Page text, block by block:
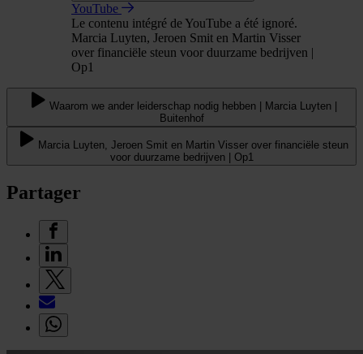
YouTube
Le contenu intégré de YouTube a été ignoré.
Marcia Luyten, Jeroen Smit en Martin Visser
over financiële steun voor duurzame bedrijven |
Op1
Waarom we ander leiderschap nodig hebben | Marcia Luyten |
Buitenhof
Marcia Luyten, Jeroen Smit en Martin Visser over financiële steun
voor duurzame bedrijven | Op1
Partager